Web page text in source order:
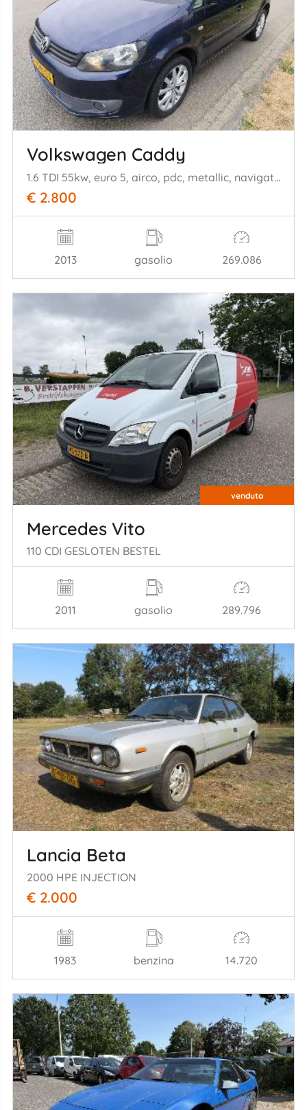
Volkswagen Caddy
1.6 TDI 55kw, euro 5, airco, pdc, metallic, navigatie enz
€ 2.800
2013 gasolio 269.086
venduto
Mercedes Vito
110 CDI GESLOTEN BESTEL
2011 gasolio 289.796
Lancia Beta
2000 HPE INJECTION
€ 2.000
1983 benzina 14.720